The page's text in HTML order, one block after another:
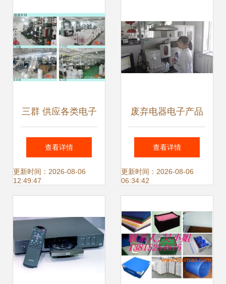
三群 供应各类电子
电器成品包装盒 产
品配件包装盒 彩色
查看详情
更新时间：2026-08-06
12:49:47
废弃电器电子产品
咋处理 污水处理厂
处理污水分几步 来
位参观全知晓
查看详情
更新时间：2026-08-06
06:34:42